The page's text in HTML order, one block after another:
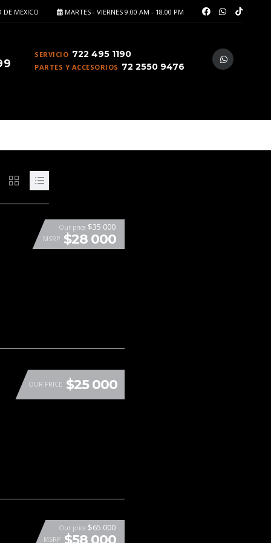
MARTES - VIERNES 9.00 AM - 18.00 PM
DE MEXICO
SERVICIO 722 495 1190
PARTES Y ACCESORIOS 72 2550 9476
Our price $35 000
MSRP $28 000
OUR PRICE $25 000
Our price $65 000
MSRP $58 000